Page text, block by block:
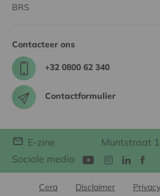
BRS
Contacteer ons
+32 0800 62 340
Contactformulier
E-zine
Muntstraat
Sociale media
Cera Disclaimer Privacy